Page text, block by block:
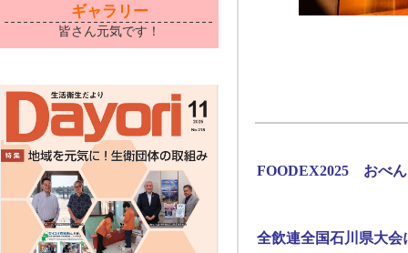
ギャラリー
皆さん元気です！
FOODEX2025 おべ
全飲連全国石川県大会